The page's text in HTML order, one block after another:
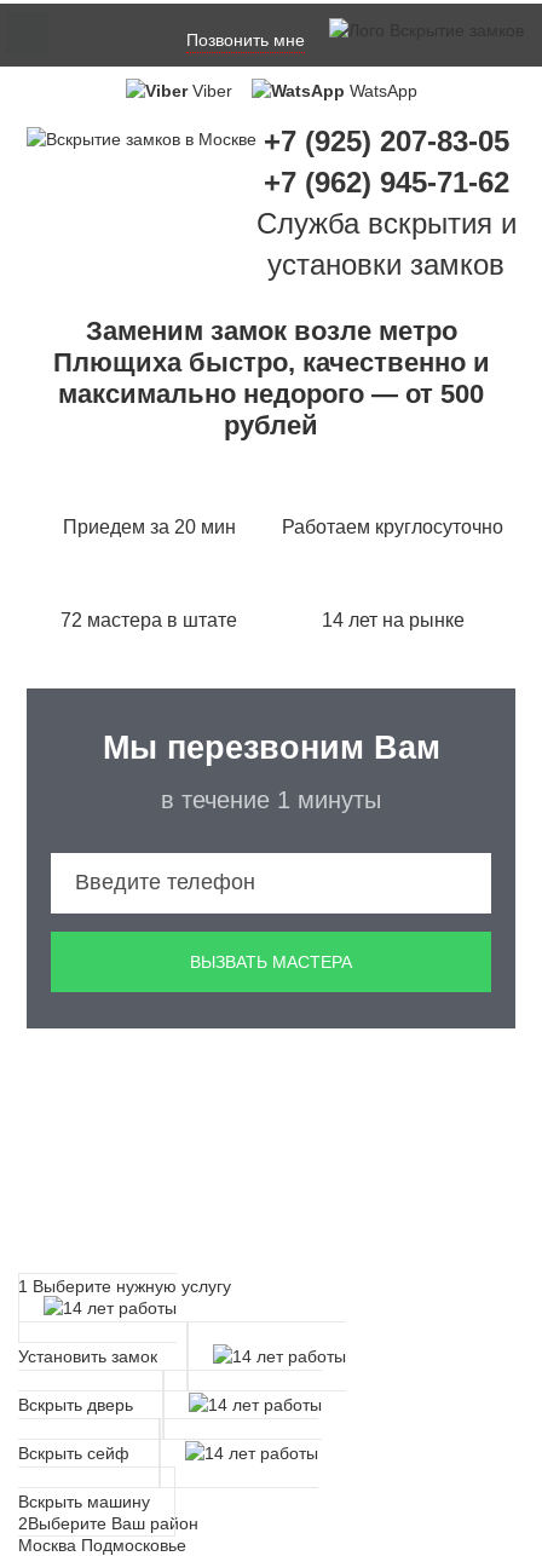
Позвонить мне
Viber WatsApp
+7 (925) 207-83-05
+7 (962) 945-71-62
Служба вскрытия и
установки замков
Заменим замок возле метро
Плющиха быстро, качественно и
максимально недорого — от 500
рублей
Приедем за 20 мин Работаем круглосуточно
72 мастера в штате 14 лет на рынке
Мы перезвоним Вам
в течение 1 минуты
1 Выберите нужную услугу
Установить замок
Вскрыть дверь
Вскрыть сейф
Вскрыть машину
2Выберите Ваш район
Москва Подмосковье